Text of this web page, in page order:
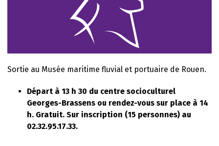
Sortie au Musée maritime fluvial et portuaire de Rouen.
Départ à 13 h 30 du centre socioculturel
Georges-Brassens ou rendez-vous sur place à 14
h. Gratuit. Sur inscription (15 personnes) au
02.32.95.17.33.